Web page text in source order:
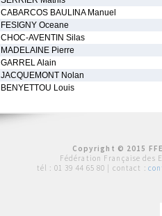
CABARCOS BAULINA Manuel
FESIGNY Oceane
CHOC-AVENTIN Silas
MADELAINE Pierre
GARREL Alain
JACQUEMONT Nolan
BENYETTOU Louis
Copyright © 2015
Fédération Française des
tél : 01 39 44 65 80 | contact :